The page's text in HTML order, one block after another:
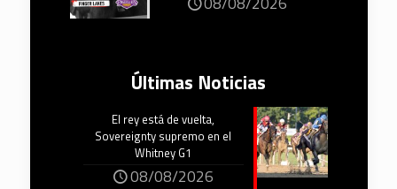
Últimas Noticias
El rey está de vuelta,
Sovereignty supremo en el
Whitney G1
08/08/2026